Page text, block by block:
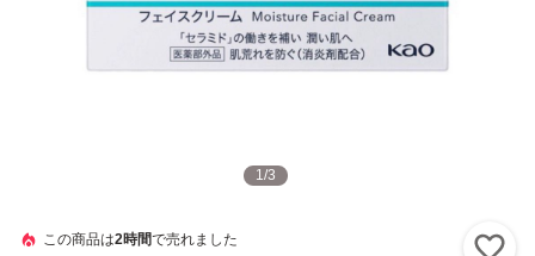
1/3
この商品は2時間で売れました